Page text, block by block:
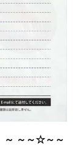
～～☆～～